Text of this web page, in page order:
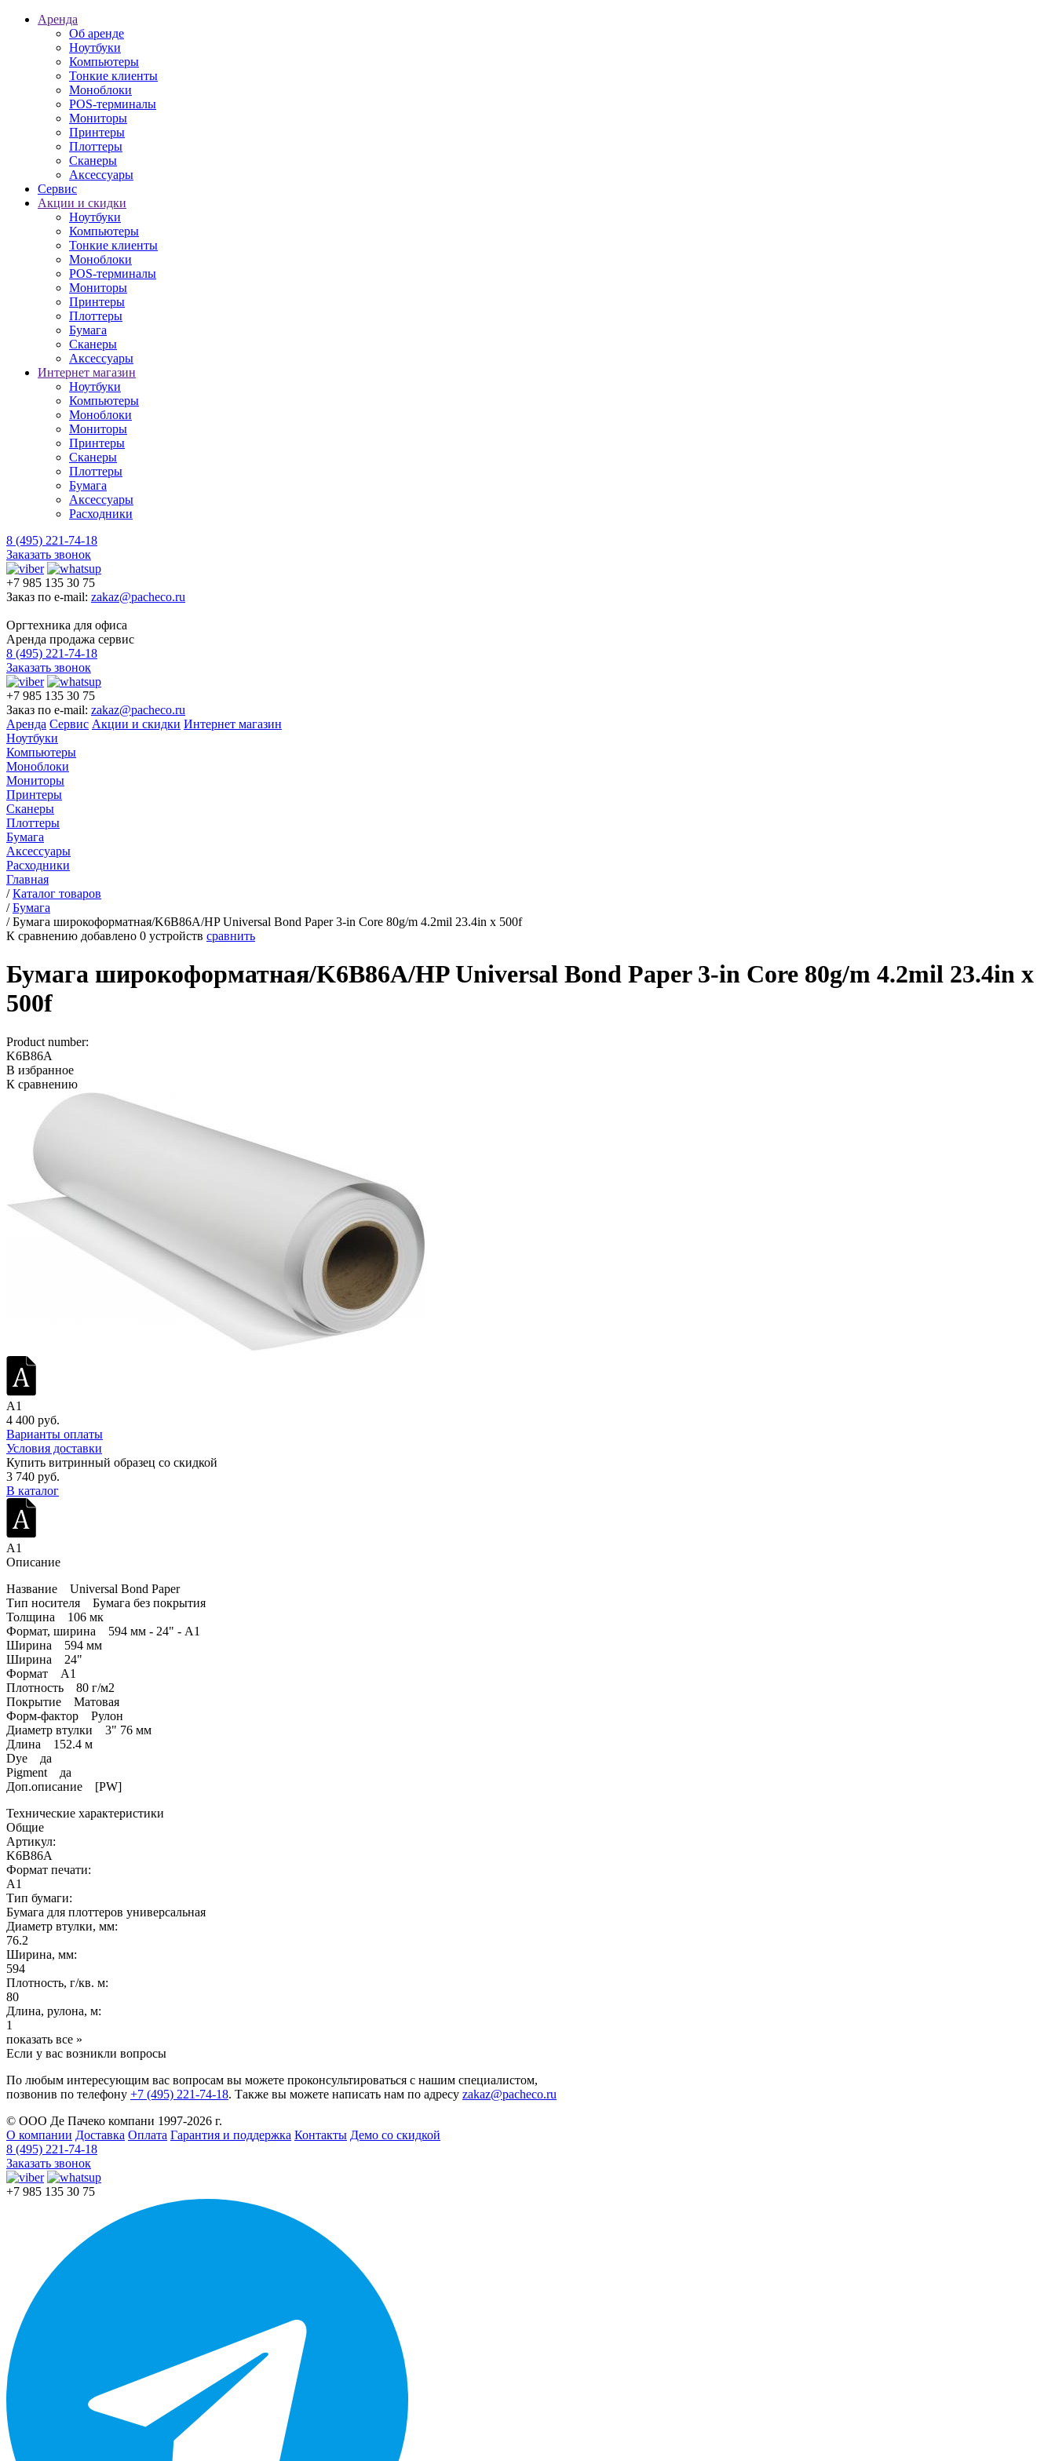
Аренда
Об аренде
Ноутбуки
Компьютеры
Тонкие клиенты
Моноблоки
POS-терминалы
Мониторы
Принтеры
Плоттеры
Сканеры
Аксессуары
Сервис
Акции и скидки
Ноутбуки
Компьютеры
Тонкие клиенты
Моноблоки
POS-терминалы
Мониторы
Принтеры
Плоттеры
Бумага
Сканеры
Аксессуары
Интернет магазин
Ноутбуки
Компьютеры
Моноблоки
Мониторы
Принтеры
Сканеры
Плоттеры
Бумага
Аксессуары
Расходники
8 (495) 221-74-18
Заказать звонок
+7 985 135 30 75
Заказ по e-mail: zakaz@pacheco.ru
Оргтехника для офиса
Аренда продажа сервис
8 (495) 221-74-18
Заказать звонок
+7 985 135 30 75
Заказ по e-mail: zakaz@pacheco.ru
Аренда Сервис Акции и скидки Интернет магазин
Ноутбуки
Компьютеры
Моноблоки
Мониторы
Принтеры
Сканеры
Плоттеры
Бумага
Аксессуары
Расходники
Главная
/Каталог товаров
/Бумага
/Бумага широкоформатная/K6B86A/HP Universal Bond Paper 3-in Core 80g/m 4.2mil 23.4in x 500f
К сравнению добавлено 0 устройств сравнить
Бумага широкоформатная/K6B86A/HP Universal Bond Paper 3-in Core 80g/m 4.2mil 23.4in x
500f
Product number:
K6B86A
В избранное
К сравнению
A1
4 400 руб.
Варианты оплаты
Условия доставки
Купить витринный образец со скидкой
3 740 руб.
В каталог
A1
Описание
Название Universal Bond Paper
Тип носителя Бумага без покрытия
Толщина 106 мк
Формат, ширина 594 мм - 24" - A1
Ширина 594 мм
Ширина 24"
Формат A1
Плотность 80 г/м2
Покрытие Матовая
Форм-фактор Рулон
Диаметр втулки 3" 76 мм
Длина 152.4 м
Dye да
Pigment да
Доп.описание [PW]
Технические характеристики
Общие
Артикул:
K6B86A
Формат печати:
A1
Тип бумаги:
Бумага для плоттеров универсальная
Диаметр втулки, мм:
76.2
Ширина, мм:
594
Плотность, г/кв. м:
80
Длина, рулона, м:
1
показать все »
Если у вас возникли вопросы
По любым интересующим вас вопросам вы можете проконсультироваться с нашим специалистом,
позвонив по телефону +7 (495) 221-74-18. Также вы можете написать нам по адресу zakaz@pacheco.ru
© ООО Де Пачеко компани 1997-2026 г.
О компании Доставка Оплата Гарантия и поддержка Контакты Демо со скидкой
8 (495) 221-74-18
Заказать звонок
+7 985 135 30 75